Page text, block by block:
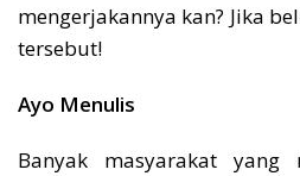
mengerjakannya kan? Jika
tersebut!
Ayo Menulis
Banyak masyarakat yang